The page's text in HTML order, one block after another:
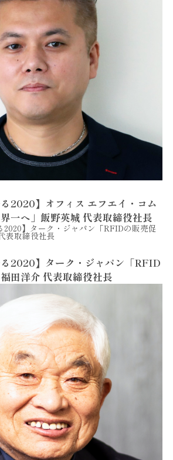
る2020】オフィス エフエイ・コム
一へ」飯野英城 代表取締役社長
る2020】ターク・ジャパン「RFID
田洋介 代表取締役社長